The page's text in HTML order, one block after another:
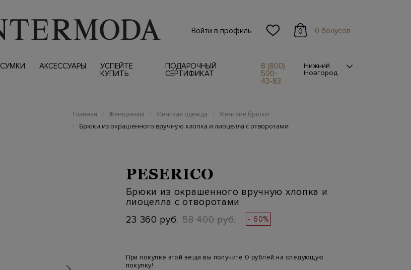
Войти в профиль 0 0 бонусов
СУМКИ АКСЕССУАРЫ
УСПЕЙТЕ
КУПИТЬ
ПОДАРОЧНЫЙ
СЕРТИФИКАТ
8 (800)
500-
43-83
Нижний
Новгород
Главная / Женщинам / Женская одежда / Женские брюки
/ Брюки из окрашенного вручную хлопка и лиоцелла с отворотами
PESERICO
Брюки из окрашенного вручную хлопка и
лиоцелла с отворотами
23 360 руб. 58 400 руб. - 60%
При покупке этой вещи вы получите 0 рублей на следующую
покупку!